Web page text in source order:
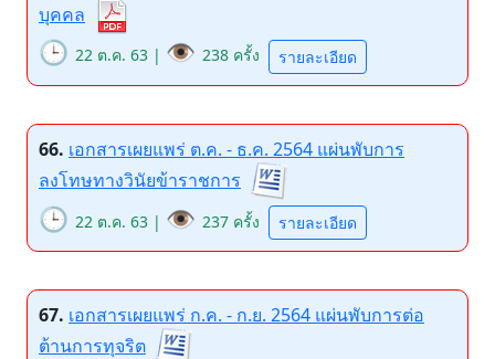
บุคคล
🕒 22 ต.ค. 63 | 👁️ 238 ครั้ง รายละเอียด
66. เอกสารเผยแพร่ ต.ค. - ธ.ค. 2564 แผ่นพับการ
ลงโทษทางวินัยข้าราชการ
🕒 22 ต.ค. 63 | 👁️ 237 ครั้ง รายละเอียด
67. เอกสารเผยแพร่ ก.ค. - ก.ย. 2564 แผ่นพับการต่อ
ต้านการทุจริต